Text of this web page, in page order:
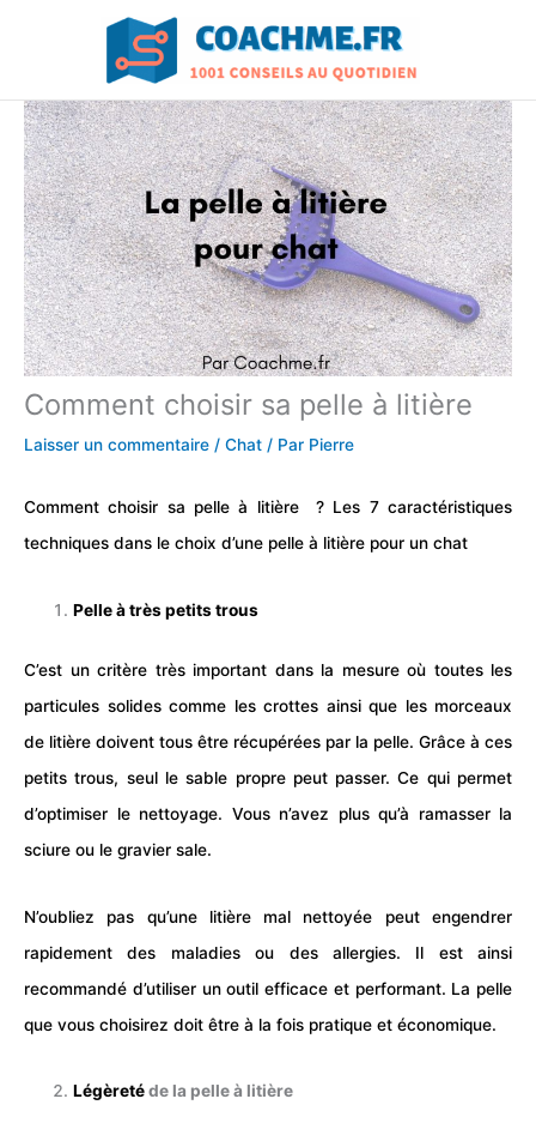
Comment choisir sa pelle à litière
Laisser un commentaire / Chat / Par Pierre
Comment choisir sa pelle à litière ? Les 7 caractéristiques
techniques dans le choix d’une pelle à litière pour un chat
Pelle à très petits trous
C’est un critère très important dans la mesure où toutes les
particules solides comme les crottes ainsi que les morceaux
de litière doivent tous être récupérées par la pelle. Grâce à ces
petits trous, seul le sable propre peut passer. Ce qui permet
d’optimiser le nettoyage. Vous n’avez plus qu’à ramasser la
sciure ou le gravier sale.
N’oubliez pas qu’une litière mal nettoyée peut engendrer
rapidement des maladies ou des allergies. Il est ainsi
recommandé d’utiliser un outil efficace et performant. La pelle
que vous choisirez doit être à la fois pratique et économique.
Légèretéde la pelle à litière